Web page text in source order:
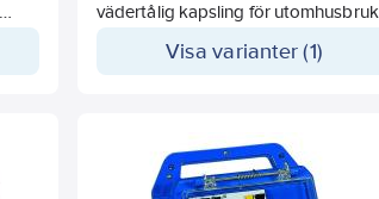
vädertålig kapsling för utomhusbruk.
väggmontage.Visa varianter (1)